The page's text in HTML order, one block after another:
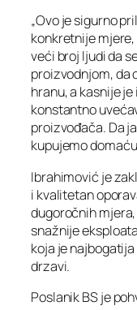
„Ovo je sigurno
konkretnije
veći broj ljudi da
proizvodnjom, da
hranu, a kasnije
konstantno
proizvođača. Da
kupujemo
Ibrahimović je
i kvalitetan
dugoročnih
snažnije
koja je
drzavi.
Poslanik BS je